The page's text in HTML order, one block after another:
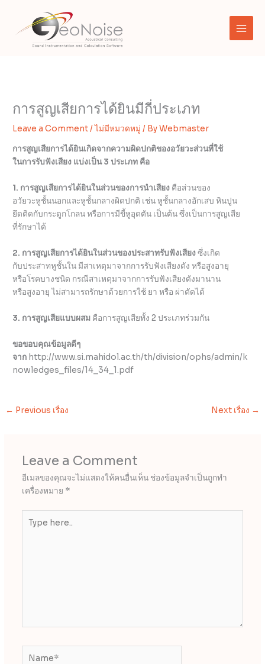
content
การสูญเสียการได้ยินมีกี่ประเภท
Leave a Comment/ไม่มีหมวดหมู่ / ByWebmaster
การสูญเสียการได้ยินเกิดจากความผิดปกติของอวัยวะส่วนที่ใช้
ในการรับฟังเสียง แบ่งเป็น 3 ประเภท คือ
1. การสูญเสียการได้ยินในส่วนของการนำเสียง คือส่วนของ
อวัยวะหูชั้นนอกและหูชั้นกลางผิดปกติ เช่น หูชั้นกลางอักเสบ หินปูน
ยึดติดกับกระดูกโกลน หรือการมีขี้หูอุดตัน เป็นต้น ซึ่งเป็นการสูญเสีย
ที่รักษาได้
2. การสูญเสียการได้ยินในส่วนของประสาทรับฟังเสียงซึ่งเกิด
กับประสาทหูชั้นใน มีสาเหตุมาจากการรับฟังเสียงดัง หรือสูงอายุ
หรือโรคบางชนิด กรณีสาเหตุมาจากการรับฟังเสียงดังมานาน
หรือสูงอายุ ไม่สามารถรักษาด้วยการใช้ ยา หรือ ผ่าตัดได้
3. การสูญเสียแบบผสม คือการสูญเสียทั้ง 2 ประเภทร่วมกัน
ขอขอบคุณข้อมูลดีๆ
จาก http://www.si.mahidol.ac.th/th/division/ophs/admin/k
nowledges_files/14_34_1.pdf
← Previous เรื่อง Next เรื่อง →
Leave a Comment
อีเมลของคุณจะไม่แสดงให้คนอื่นเห็น ช่องข้อมูลจำเป็นถูกทำ
เครื่องหมาย *
here..